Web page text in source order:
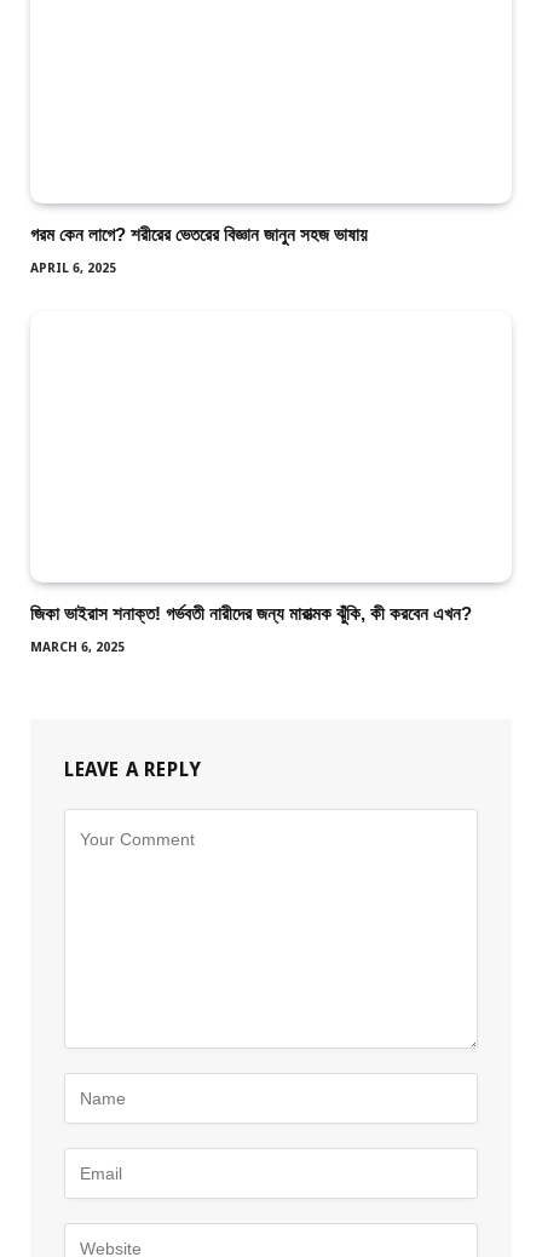
গরম কেন লাগে? শরীরের ভেতরের বিজ্ঞান জানুন সহজ ভাষায়
APRIL 6, 2025
জিকা ভাইরাস শনাক্ত! গর্ভবতী নারীদের জন্য মারাত্মক ঝুঁকি, কী করবেন এখন?
MARCH 6, 2025
LEAVE A REPLY